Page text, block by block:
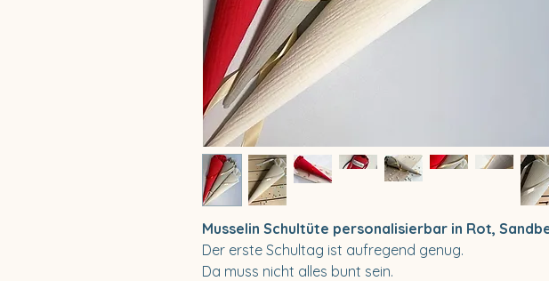
Musselin Schultüte personalisierbar in Rot,
Der erste Schultag ist aufregend genug.
Da muss nicht alles bunt sein.